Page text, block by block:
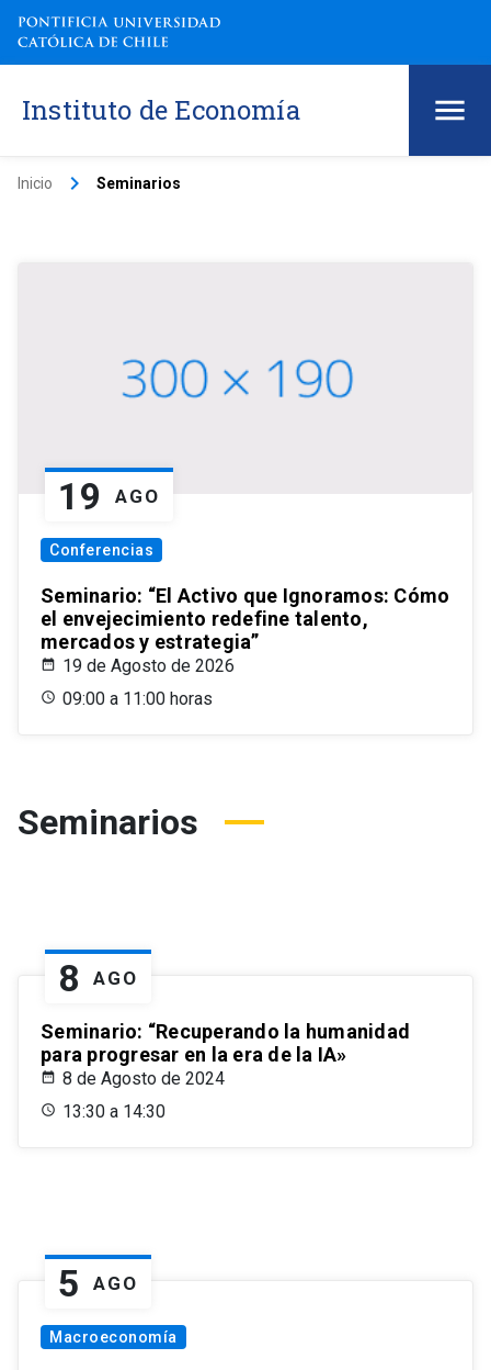
Instituto de Economía
Inicio keyboard_arrow_right Seminarios
19 AGO
Conferencias
Seminario: “El Activo que Ignoramos: Cómo
el envejecimiento redefine talento,
mercados y estrategia”
19 de Agosto de 2026
09:00 a 11:00 horas
Seminarios
8 AGO
Seminario: “Recuperando la humanidad
para progresar en la era de la IA»
8 de Agosto de 2024
13:30 a 14:30
5 AGO
Macroeconomía